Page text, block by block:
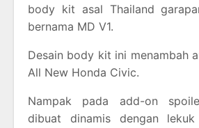
body kit asal Thailand
bernama MD V1.
Desain body kit ini menambah
All New Honda Civic.
Nampak pada add-on
dibuat dinamis dengan